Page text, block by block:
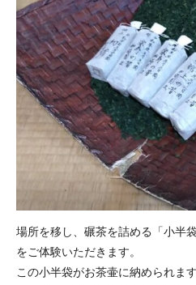
場所を移し、碾茶を詰める「小半
をご体験いただきます。
この小半袋がお茶壷に納められます